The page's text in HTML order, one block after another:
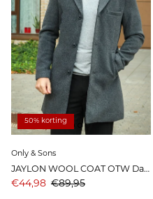
50% korting
Only & Sons
JAYLON WOOL COAT OTW Dark Grey Melange
Aanbiedingsprijs
€44,98 Prijs
€89,95